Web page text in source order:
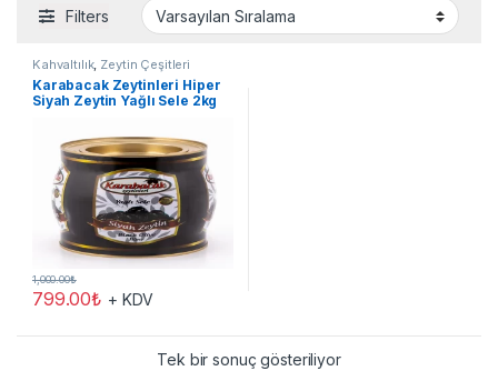
Filters
Kahvaltılık, Zeytin Çeşitleri
Karabacak Zeytinleri Hiper
Siyah Zeytin Yağlı Sele 2kg
799.00₺
1,000.00₺
+ KDV
Tek bir sonuç gösteriliyor